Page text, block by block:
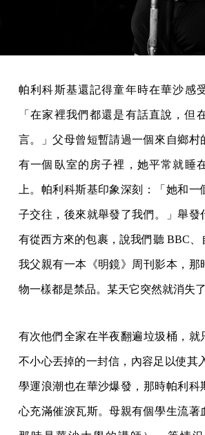
帕利科斯基還記得童年時在華沙感
「在家裡我們都還是有話直說，但
言。」父母曾短暫請過一個來自鄉村
有一個臥室的房子裡，她平常就睡
上。帕利科斯基印象深刻：「她和一
子交往，後來就舉發了我們。」舉發
有從西方來的包裹，說我們聽 BBC
我父親有一本《明鏡》周刊影本，那
物一樣都是禁品。某天它突然就消失了
有次他們全家在半夜翻遍垃圾桶，就
不小心丟掉的一封信，內容足以使其
學運浪潮也在華沙爆發，那時帕利科
心充滿催淚瓦斯。母親有個學生流著